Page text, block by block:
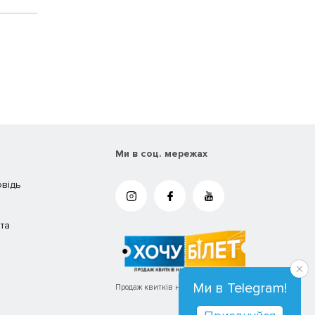
Ми в соц. мережах
Продаж квитків на концерти та вистави
Ми в Telegram!